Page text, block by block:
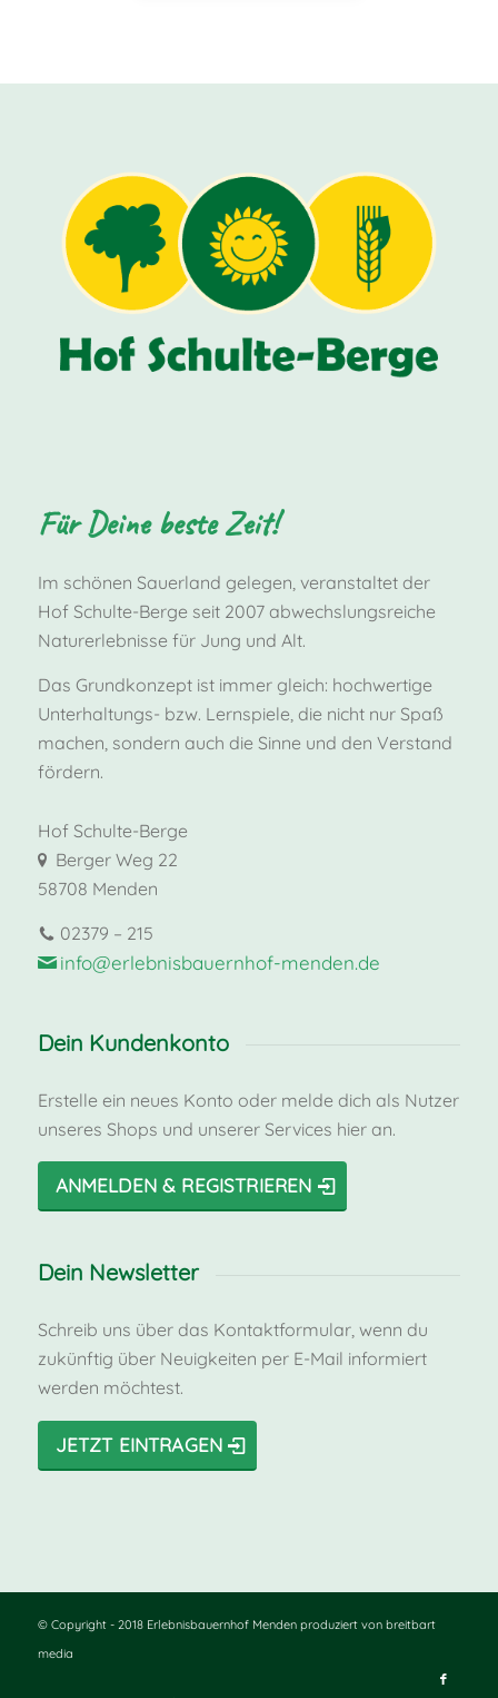
Für Deine beste Zeit!
Im schönen Sauerland gelegen, veranstaltet der
Hof Schulte-Berge seit 2007 abwechslungsreiche
Naturerlebnisse für Jung und Alt.
Das Grundkonzept ist immer gleich: hochwertige
Unterhaltungs- bzw. Lernspiele, die nicht nur Spaß
machen, sondern auch die Sinne und den Verstand
fördern.
Hof Schulte-Berge
Berger Weg 22
58708 Menden
02379 – 215
info@erlebnisbauernhof-menden.de
Dein Kundenkonto
Erstelle ein neues Konto oder melde dich als Nutzer
unseres Shops und unserer Services hier an.
ANMELDEN & REGISTRIEREN
Dein Newsletter
Schreib uns über das Kontaktformular, wenn du
zukünftig über Neuigkeiten per E-Mail informiert
werden möchtest.
JETZT EINTRAGEN
© Copyright - 2018 Erlebnisbauernhof Menden produziert von breitbart
media